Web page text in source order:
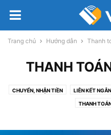
Trang chủ Hướng dẫn Thanh
THANH
CHUYỂN, NHẬN TIỀN LIÊN KẾT
THANH